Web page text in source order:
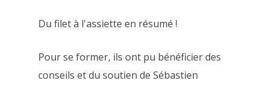
Du filet à l'assiette en résumé !
Pour se former, ils ont pu bénéficier des
conseils et du soutien de Sébastien